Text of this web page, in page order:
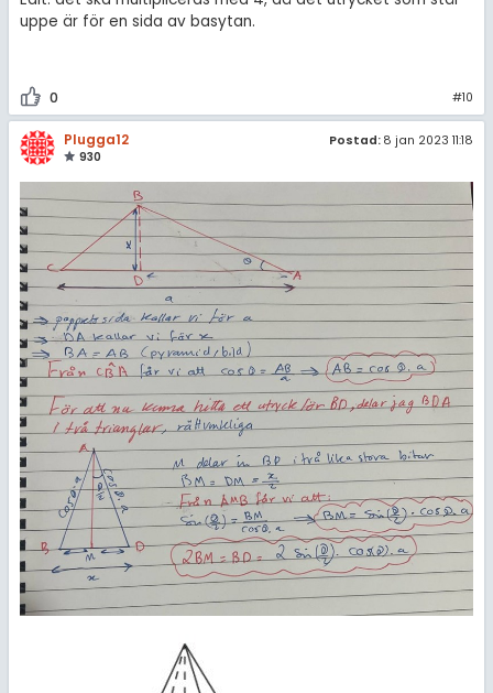
uppe är för en sida av basytan.
0 #10
Plugga12
930
Postad: 8 jan 2023 11:18